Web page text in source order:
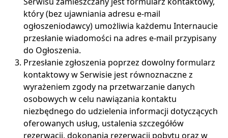
który (bez ujawniania adresu e-mail
ogłoszeniodawcy) umożliwia każdemu Internaucie
przesłanie wiadomości na adres e-mail przypisany
do Ogłoszenia.
Przesłanie zgłoszenia poprzez dowolny formularz
kontaktowy w Serwisie jest równoznaczne z
wyrażeniem zgody na przetwarzanie danych
osobowych w celu nawiązania kontaktu
niezbędnego do udzielenia informacji dotyczących
oferowanych usług, ustalenia szczegółów
rezerwacji, dokonania rezerwacji pobytu oraz w